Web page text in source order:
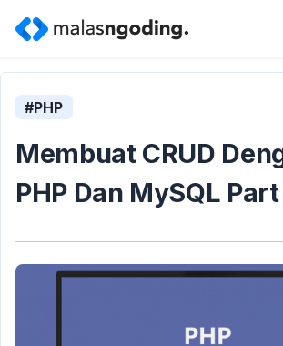
#PHP
Membuat CRUD
PHP Dan MySQL